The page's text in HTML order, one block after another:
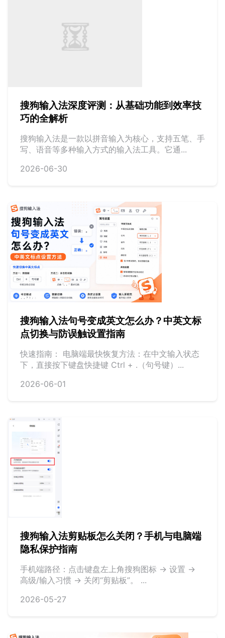
搜狗输入法深度评测：从基础功能到效率技
巧的全解析
搜狗输入法是一款以拼音输入为核心，支持五笔、手
写、语音等多种输入方式的输入法工具。它通...
2026-06-30
搜狗输入法句号变成英文怎么办？中英文标
点切换与防误触设置指南
快速指南： 电脑端最快恢复方法：在中文输入状态
下，直接按下键盘快捷键 Ctrl + .（句号键）...
2026-06-01
搜狗输入法剪贴板怎么关闭？手机与电脑端
隐私保护指南
手机端路径：点击键盘左上角搜狗图标 -> 设置 ->
高级/输入习惯 -> 关闭“剪贴板”。 ...
2026-05-27